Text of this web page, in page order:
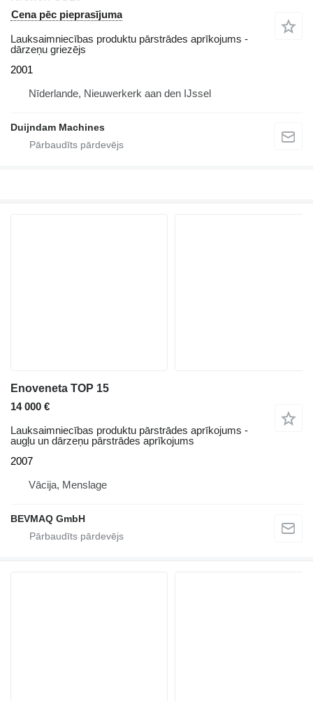
Cena pēc pieprasījuma
Lauksaimniecības produktu pārstrādes aprīkojums -
dārzeņu griezējs
2001
Nīderlande, Nieuwerkerk aan den IJssel
Duijndam Machines
Enoveneta TOP 15
14 000 €
Lauksaimniecības produktu pārstrādes aprīkojums -
augļu un dārzeņu pārstrādes aprīkojums
2007
Vācija, Menslage
BEVMAQ GmbH